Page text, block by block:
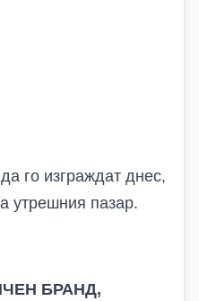
го изграждат днес,
утрешния пазар.
БРАНД,